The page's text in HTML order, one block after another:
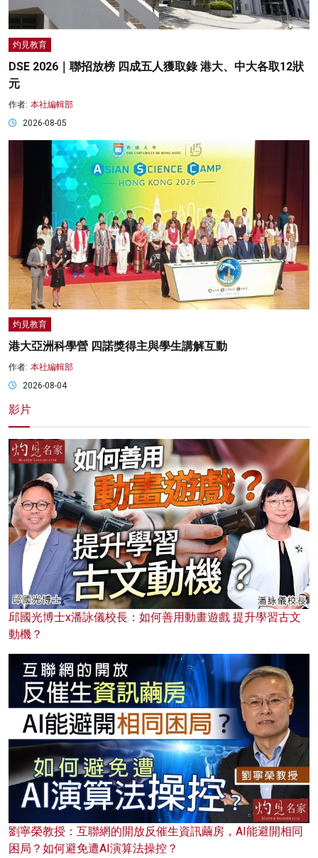
灼見教育
DSE 2026｜聯招放榜 四成五人獲取錄 港大、中大各取12狀
元
作者: 本社編輯部
2026-08-05
灼見教育
港大亞洲科學營 四諾獎得主與學生講解互動
作者: 本社編輯部
2026-08-04
影片
邱國光博士x潘詠儀校長：如何善用動畫遊戲 提升學習古文
動機？
劉寧榮教授：互聯網的開放反催生資訊繭房，AI能避開相同
困局？如何避免遭AI演算法操控？